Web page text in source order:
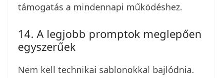
támogatás a mindennapi működéshez.
14. A legjobb promptok meglepően
egyszerűek
Nem kell technikai sablonokkal bajlódnia.